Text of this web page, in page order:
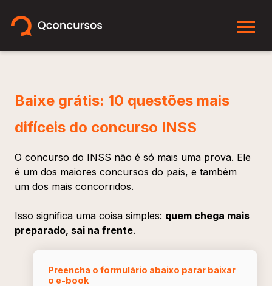
Baixe grátis: 10 questões mais
difíceis do concurso INSS
O concurso do INSS não é só mais uma prova. Ele
é um dos maiores concursos do país, e também
um dos mais concorridos.
Isso significa uma coisa simples: quem chega mais
preparado, sai na frente.
Preencha o formulário abaixo parar baixar
o e-book